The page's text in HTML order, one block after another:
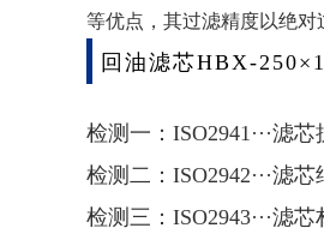
等优点，其过滤精度以绝对
回油滤芯HBX-
检测一：ISO2941···滤
检测二：ISO2942···滤
检测三：ISO2943···滤